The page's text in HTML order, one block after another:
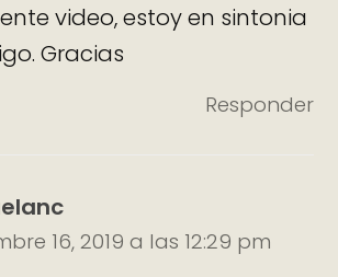
video, estoy en sintonia
Gracias
Responder
16, 2019 a las 12:29 pm